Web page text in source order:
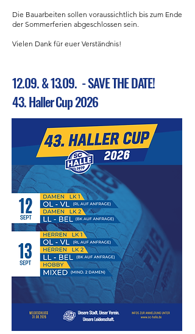
Die Bauarbeiten sollen voraussichtlich bis zum Ende
der Sommerferien abgeschlossen sein.
Vielen Dank für euer Verständnis!
12.09. & 13.09. - SAVE THE DATE!
43. Haller Cup 2026